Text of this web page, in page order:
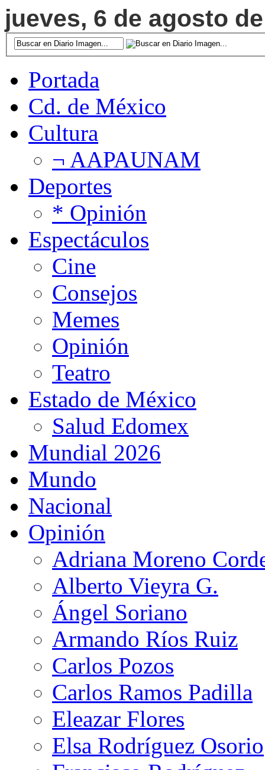
jueves, 6 de agosto
Portada
Cd. de México
Cultura
¬ AAPAUNAM
Deportes
* Opinión
Espectáculos
Cine
Consejos
Memes
Opinión
Teatro
Estado de México
Salud Edomex
Mundial 2026
Mundo
Nacional
Opinión
Adriana Moreno
Alberto Vieyra G.
Ángel Soriano
Armando Ríos Ruiz
Carlos Pozos
Carlos Ramos Padilla
Eleazar Flores
Elsa Rodríguez Osorio